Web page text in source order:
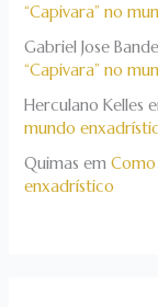
“Capivara” no
Gabriel Jose
“Capivara” no
Herculano Kelles
mundo
Quimas em
enxadrístico